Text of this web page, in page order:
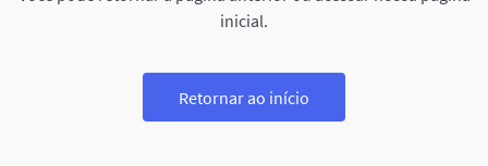
inicial.
Retornar ao início